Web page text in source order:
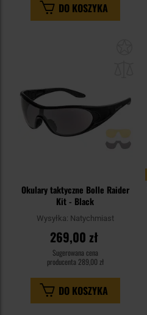
DO KOSZYKA
Okulary taktyczne Bolle Raider
Kit - Black
Wysyłka: Natychmiast
269,00 zł
Sugerowana cena
producenta 289,00 zł
DO KOSZYKA